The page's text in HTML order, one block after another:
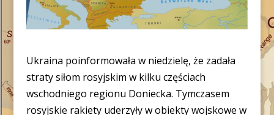
Ukraina poinformowała w niedzielę, że zadała
straty siłom rosyjskim w kilku częściach
wschodniego regionu Doniecka. Tymczasem
rosyjskie rakiety uderzyły w obiekty wojskowe w